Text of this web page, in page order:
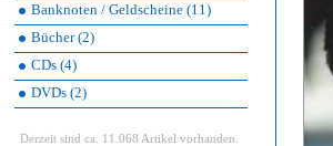
Banknoten / Geldscheine (11)
Bücher (2)
CDs (4)
DVDs (2)
Derzeit sind ca. 11.068 Artikel vorhanden.